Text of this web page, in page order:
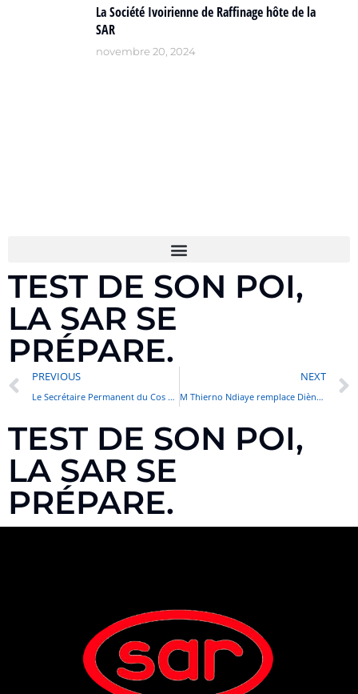
La Société Ivoirienne de Raffinage hôte de la
SAR
novembre 20, 2024
TEST DE SON POI,
LA SAR SE
PRÉPARE.
PREVIOUS
Le Secrétaire Permanent du Cos Pétrogaz rend une visite de courtoisie à la SAR
NEXT
M Thierno Ndiaye remplace Diène Faye à la tête du Conseil d’Administration de la SAR.
TEST DE SON POI,
LA SAR SE
PRÉPARE.